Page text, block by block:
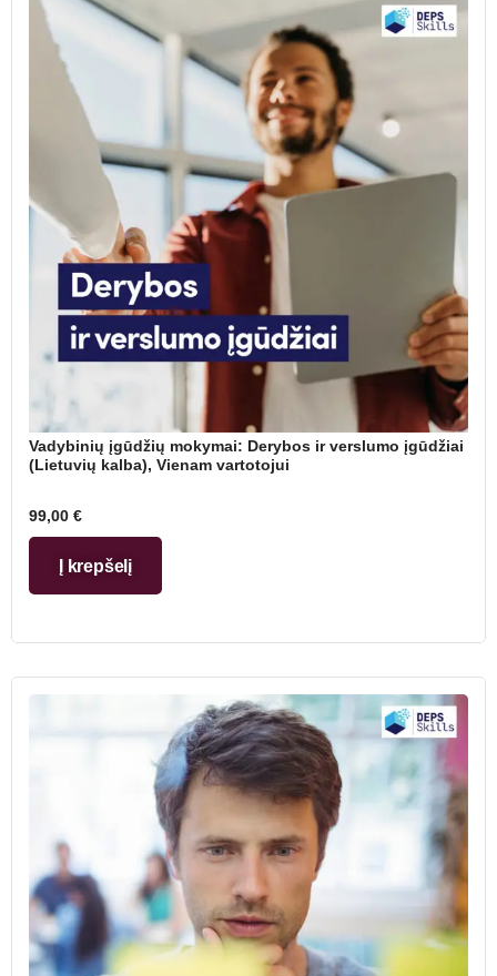
Vadybinių įgūdžių mokymai: Derybos ir verslumo įgūdžiai
(Lietuvių kalba), Vienam vartotojui
99,00 €
Į krepšelį